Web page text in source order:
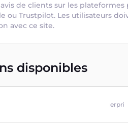
de clients sur les plateformes
ou Trustpilot. Les utilisateurs
avec ce site.
disponibles